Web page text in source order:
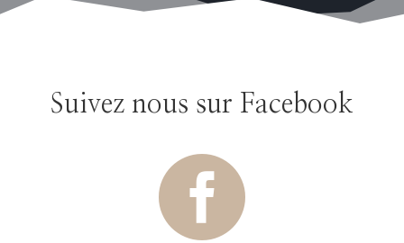
Suivez nous sur Facebook
